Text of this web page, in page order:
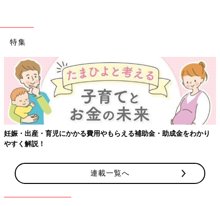
特集
妊娠・出産・育児にかかる費用やもらえる補助金・助成金をわかり
やすく解説！
連載一覧へ